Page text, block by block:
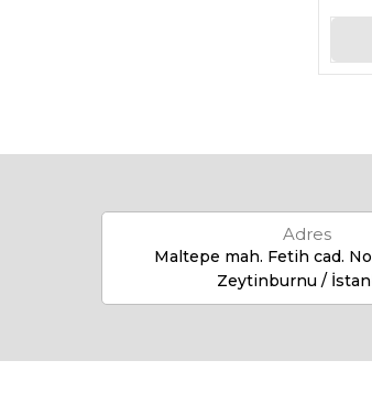
Adres
Maltepe mah. Fetih cad.
Zeytinburnu /